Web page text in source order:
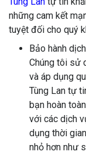
những cam kết
tuyệt đối cho quý
Bảo hành
Chúng tôi sử
và áp dụng
Tùng Lan tự
bạn hoàn
với các dịch
dụng thời
nhỏ hơn như